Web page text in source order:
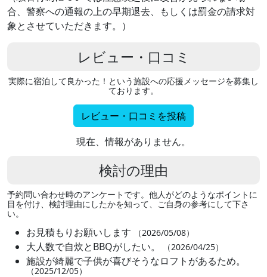
合、警察への通報の上の早期退去、もしくは罰金の請求対
象とさせていただきます。）
レビュー・口コミ
実際に宿泊して良かった！という施設への応援メッセージを募集し
ております。
レビュー・口コミを投稿
現在、情報がありません。
検討の理由
予約問い合わせ時のアンケートです。他人がどのようなポイントに
目を付け、検討理由にしたかを知って、ご自身の参考にして下さ
い。
お見積もりお願いします （2026/05/08）
大人数で自炊とBBQがしたい。 （2026/04/25）
施設が綺麗で子供が喜びそうなロフトがあるため。
（2025/12/05）